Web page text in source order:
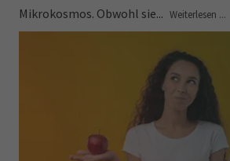
Mikrokosmos. Obwohl sie... Weiterlesen ...